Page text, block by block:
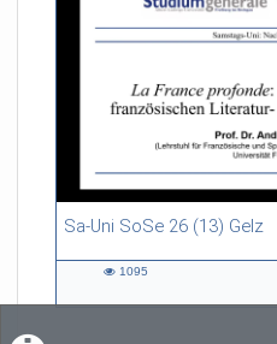
Sa-Uni SoSe 26 (13) Gelz
55:13 duration
1095